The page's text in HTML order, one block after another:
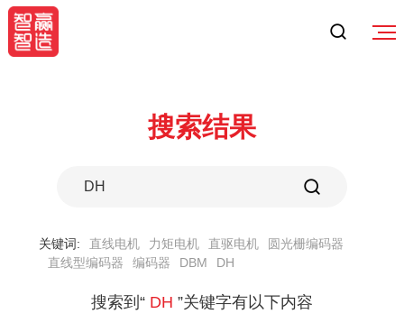
搜索结果
关键词: 直线电机 力矩电机 直驱电机
圆光栅编码器
直线型编码器
编码器 DBM DH
搜索到“ DH ”关键字有以下内容